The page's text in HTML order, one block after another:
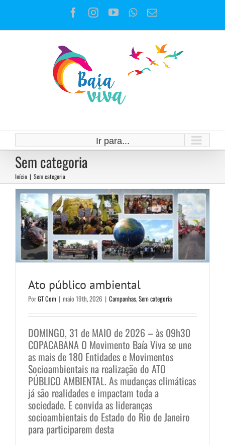
o
Facebook
Instagram
YouTubeWhatsApp
E-
Ir para...
Sem categoria
Início | Sem categoria
Ato público ambiental
Ato público ambiental
PorGT Com | maio 19th, 2026 | Campanhas,Sem categoria
DOMINGO, 31 de MAIO de 2026 – às 09h30
COPACABANA O Movimento Baía Viva se une
as mais de 180 Entidades e Movimentos
Socioambientais na realização do ATO
PÚBLICO AMBIENTAL. As mudanças climáticas
já são realidades e impactam toda a
sociedade. E convida as lideranças
socioambientais do Estado do Rio de Janeiro
para participarem desta